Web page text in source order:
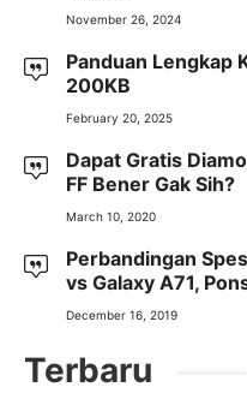
November 26, 2024
Panduan Lengkap
200KB
February 20, 2025
Dapat Gratis
FF Bener Gak Sih?
March 10, 2020
Perbandingan
vs Galaxy A71,
December 16, 2019
Terbaru